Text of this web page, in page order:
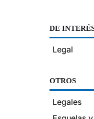
DE
Legal
OTROS
Legales